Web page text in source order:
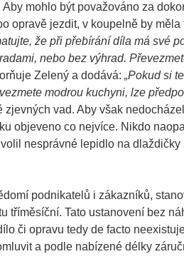
mohlo být považováno za
opravě jezdit, v koupelně by měla
že při přebírání díla má své
nebo bez výhrad.
Zelený a dodává: „Pokud si
modrou kuchyni, lze
vad. Aby však
objeveno co nejvíce. Nikdo
nesprávné lepidlo na
podnikatelů i zákazníků,
tříměsíční. Tato ustanovení bez
či opravu tedy de facto
a podle nabízené délky